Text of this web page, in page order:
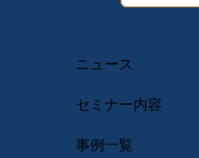
ニュース
セミナー内容
事例一覧